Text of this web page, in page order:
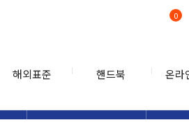
해외표준 핸드북 온라
0